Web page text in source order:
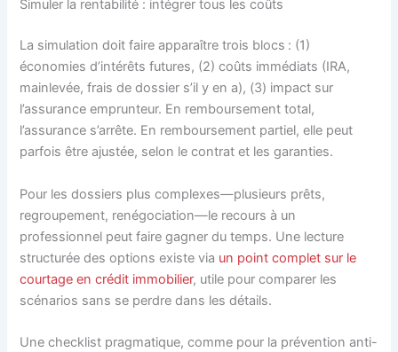
Simuler la rentabilité : intégrer tous les coûts
La simulation doit faire apparaître trois blocs : (1)
économies d’intérêts futures, (2) coûts immédiats (IRA,
mainlevée, frais de dossier s’il y en a), (3) impact sur
l’assurance emprunteur. En remboursement total,
l’assurance s’arrête. En remboursement partiel, elle peut
parfois être ajustée, selon le contrat et les garanties.
Pour les dossiers plus complexes—plusieurs prêts,
regroupement, renégociation—le recours à un
professionnel peut faire gagner du temps. Une lecture
structurée des options existe via un point complet sur le
courtage en crédit immobilier, utile pour comparer les
scénarios sans se perdre dans les détails.
Une checklist pragmatique, comme pour la prévention anti-